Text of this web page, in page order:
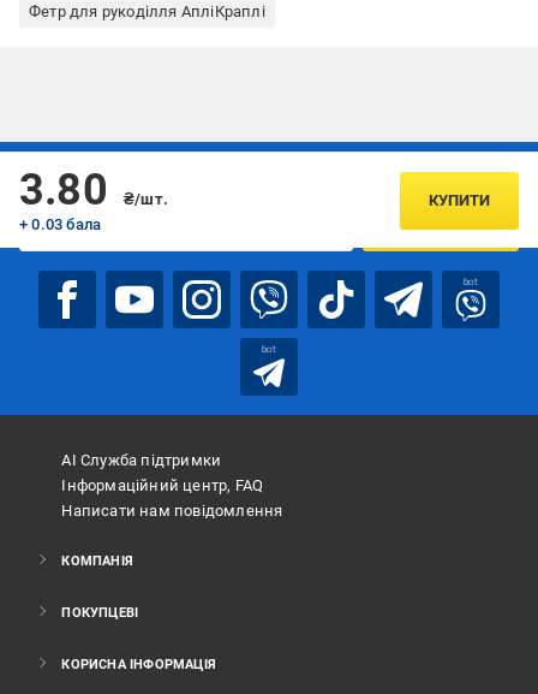
Фетр для рукоділля АпліКраплі
3.80
₴/шт.
+ 0.03 бала
КУПИТИ
Підписуйтесь, щоб дізнаватись першим про акції та пропозиції
ПІДПИСАТИСЯ
bot
bot
АІ Служба підтримки
Інформаційний центр, FAQ
Написати нам повідомлення
КОМПАНІЯ
ПОКУПЦЕВІ
КОРИСНА ІНФОРМАЦІЯ